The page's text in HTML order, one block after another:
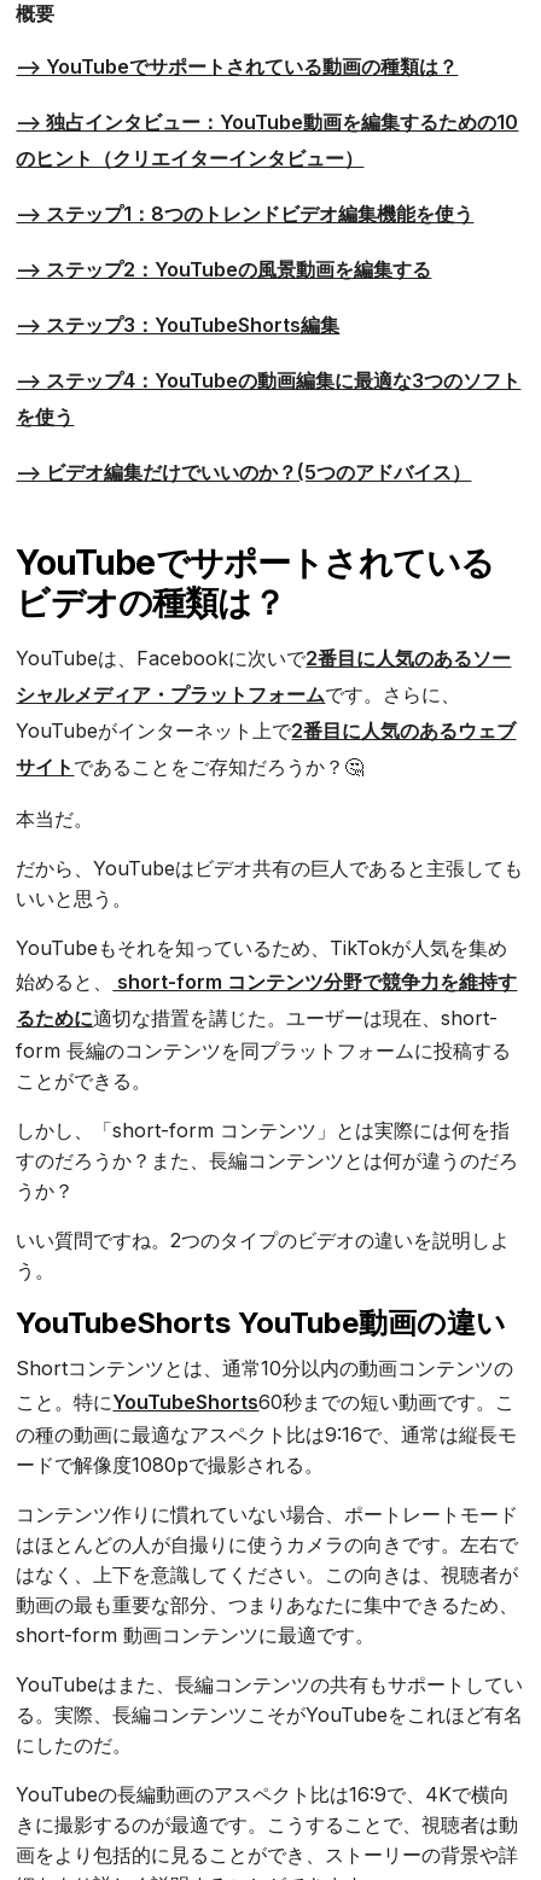
概要
--> YouTubeでサポートされている動画の種類は？
--> 独占インタビュー：YouTube動画を編集するための10
のヒント（クリエイターインタビュー）
--> ステップ1：8つのトレンドビデオ編集機能を使う
--> ステップ2：YouTubeの風景動画を編集する
--> ステップ3：YouTubeShorts編集
--> ステップ4：YouTubeの動画編集に最適な3つのソフト
を使う
--> ビデオ編集だけでいいのか？(5つのアドバイス）
YouTubeでサポートされている
ビデオの種類は？
YouTubeは、Facebookに次いで2番目に人気のあるソー
シャルメディア・プラットフォームです。さらに、
YouTubeがインターネット上で2番目に人気のあるウェブ
サイト であることをご存知だろうか？🤔
本当だ。
だから、YouTubeはビデオ共有の巨人であると主張しても
いいと思う。
YouTubeもそれを知っているため、TikTokが人気を集め
始めると、
short-form コンテンツ分野で競争力を維持す
るために適切な措置を講じた。ユーザーは現在、short-
form 長編のコンテンツを同プラットフォームに投稿する
ことができる。
しかし、「short-form コンテンツ」とは実際には何を指
すのだろうか？また、長編コンテンツとは何が違うのだろ
うか？
いい質問ですね。2つのタイプのビデオの違いを説明しよ
う。
YouTubeShorts YouTube動画の違い
Shortコンテンツとは、通常10分以内の動画コンテンツの
こと。特にYouTubeShorts60秒までの短い動画です。こ
の種の動画に最適なアスペクト比は9:16で、通常は縦長モ
ードで解像度1080pで撮影される。
コンテンツ作りに慣れていない場合、ポートレートモード
はほとんどの人が自撮りに使うカメラの向きです。左右で
はなく、上下を意識してください。この向きは、視聴者が
動画の最も重要な部分、つまりあなたに集中できるため、
short-form 動画コンテンツに最適です。
YouTubeはまた、長編コンテンツの共有もサポートしてい
る。実際、長編コンテンツこそがYouTubeをこれほど有名
にしたのだ。
YouTubeの長編動画のアスペクト比は16:9で、4Kで横向
きに撮影するのが最適です。こうすることで、視聴者は動
画をより包括的に見ることができ、ストーリーの背景や詳